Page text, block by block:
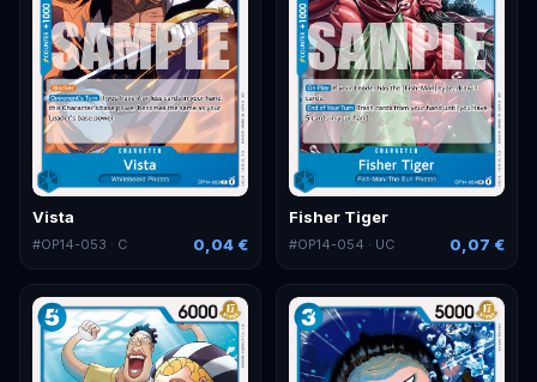
Vista
#OP14-053 · C 0,04 €
Fisher Tiger
#OP14-054 · UC 0,07 €